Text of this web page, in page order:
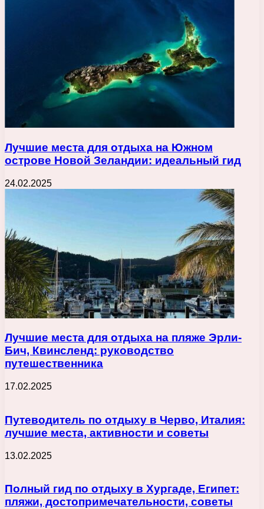
Лучшие места для отдыха на Южном
острове Новой Зеландии: идеальный гид
24.02.2025
Лучшие места для отдыха на пляже Эрли-
Бич, Квинсленд: руководство
путешественника
17.02.2025
Путеводитель по отдыху в Черво, Италия:
лучшие места, активности и советы
13.02.2025
Полный гид по отдыху в Хургаде, Египет:
пляжи, достопримечательности, советы